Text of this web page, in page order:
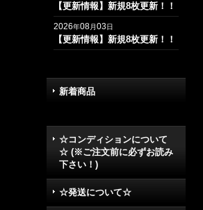
【更新情報】新規8枚更新！！
2026年08月03日
【更新情報】新規8枚更新！！
新着商品
☆コンディションについて
☆ (※ご注文前に必ずお読み
下さい！)
☆発送について☆